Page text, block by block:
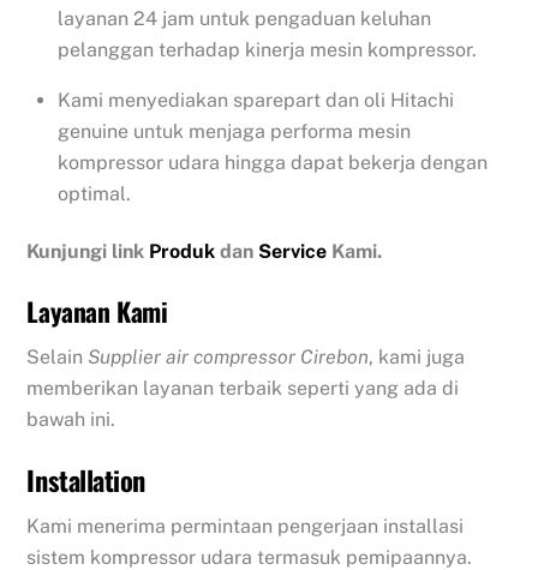
layanan 24 jam untuk pengaduan keluhan
pelanggan terhadap kinerja mesin kompressor.
Kami menyediakan sparepart dan oli Hitachi
genuine untuk menjaga performa mesin
kompressor udara hingga dapat bekerja dengan
optimal.
Kunjungi link Produk dan Service Kami.
Layanan Kami
Selain Supplier air compressor Cirebon, kami juga
memberikan layanan terbaik seperti yang ada di
bawah ini.
Installation
Kami menerima permintaan pengerjaan installasi
sistem kompressor udara termasuk pemipaannya.